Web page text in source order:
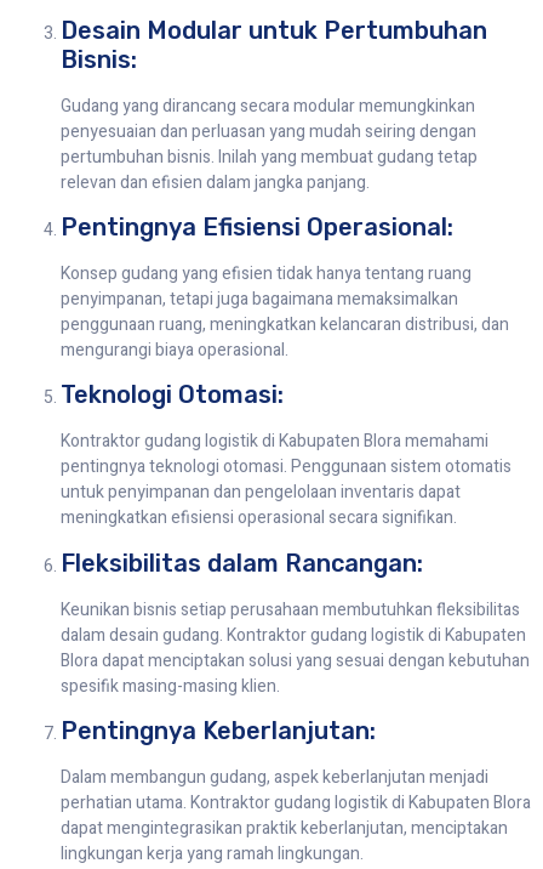
Desain Modular untuk Pertumbuhan
Bisnis:
Gudang yang dirancang secara modular memungkinkan
penyesuaian dan perluasan yang mudah seiring dengan
pertumbuhan bisnis. Inilah yang membuat gudang tetap
relevan dan efisien dalam jangka panjang.
Pentingnya Efisiensi Operasional:
Konsep gudang yang efisien tidak hanya tentang ruang
penyimpanan, tetapi juga bagaimana memaksimalkan
penggunaan ruang, meningkatkan kelancaran distribusi, dan
mengurangi biaya operasional.
Teknologi Otomasi:
Kontraktor gudang logistik di Kabupaten Blora memahami
pentingnya teknologi otomasi. Penggunaan sistem otomatis
untuk penyimpanan dan pengelolaan inventaris dapat
meningkatkan efisiensi operasional secara signifikan.
Fleksibilitas dalam Rancangan:
Keunikan bisnis setiap perusahaan membutuhkan fleksibilitas
dalam desain gudang. Kontraktor gudang logistik di Kabupaten
Blora dapat menciptakan solusi yang sesuai dengan kebutuhan
spesifik masing-masing klien.
Pentingnya Keberlanjutan:
Dalam membangun gudang, aspek keberlanjutan menjadi
perhatian utama. Kontraktor gudang logistik di Kabupaten Blora
dapat mengintegrasikan praktik keberlanjutan, menciptakan
lingkungan kerja yang ramah lingkungan.